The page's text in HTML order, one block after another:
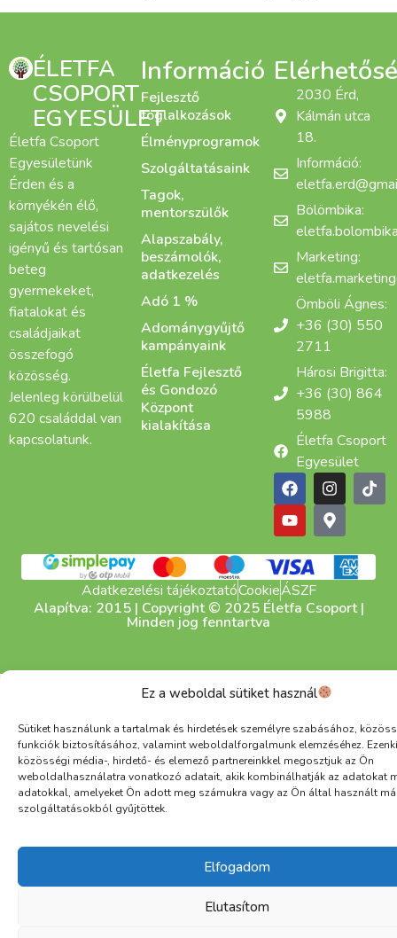
Ez a weboldal sütiket használ
Sütiket használunk a tartalmak és hirdetések személyre szabásához,
funkciók biztosításához, valamint weboldalforgalmunk elemzéséhez.
közösségi média-, hirdető- és elemező partnereinkkel megosztjuk az Ön
weboldalhasználatra vonatkozó adatait, akik kombinálhatják az adatokat
adatokkal, amelyeket Ön adott meg számukra vagy az Ön által használt
szolgáltatásokból gyűjtöttek.
Elfogadom
Elutasítom
ÉLETFA
CSOPORT
EGYESÜLET
Életfa Csoport
Egyesületünk
Érden és a
környékén élő,
sajátos nevelési
igényű és tartósan
beteg
gyermekeket,
fiatalokat és
családjaikat
összefogó
közösség.
Jelenleg körülbelül
620 családdal van
kapcsolatunk.
Információ
Fejlesztő
foglalkozások
Élményprogramok
Szolgáltatásaink
Tagok,
mentorszülők
Alapszabály,
beszámolók,
adatkezelés
Adó 1 %
Adománygyűjtő
kampányaink
Életfa Fejlesztő
és Gondozó
Központ
kialakítása
2030 Érd,
Kálmán utca
18.
Információ:
Bölömbika:
Marketing:
Ömböli Ágnes:
+36 (30) 550
2711
Hárosi Brigitta:
+36 (30) 864
5988
Életfa Csoport
Egyesület
Adatkezelési tájékoztatóCookieÁSZF
Alapítva: 2015 | Copyright © 2025 Életfa Csoport |
Minden jog fenntartva